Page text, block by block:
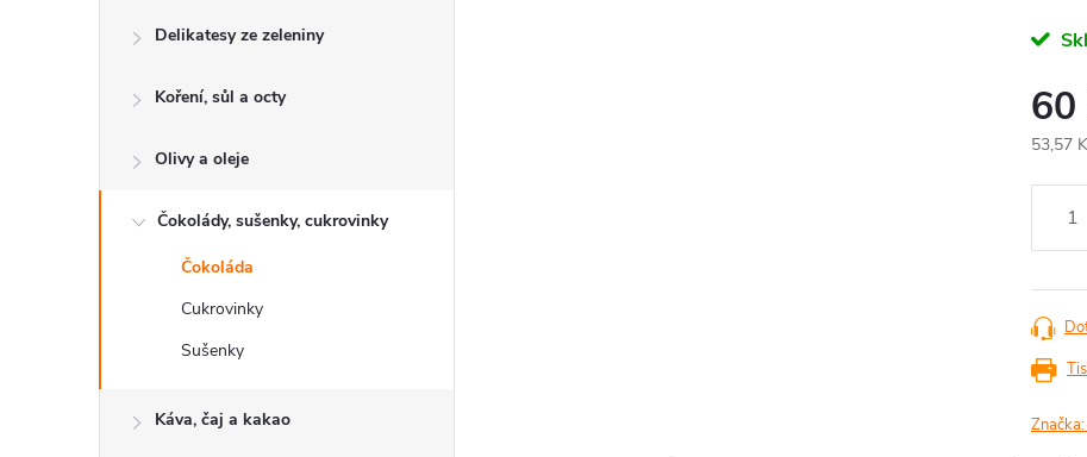
Delikatesy ze zeleniny
Koření, sůl a octy
Olivy a oleje
Čokolády, sušenky, cukrovinky
Čokoláda
Cukrovinky
Sušenky
Káva, čaj a kakao
60
53,57
Značka: